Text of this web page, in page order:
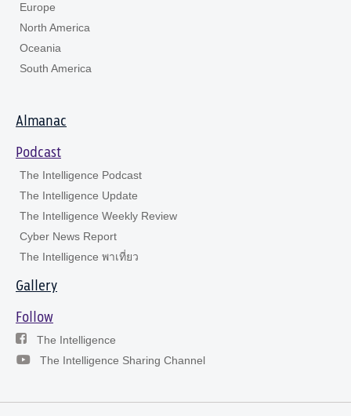
Europe
North America
Oceania
South America
Almanac
Podcast
The Intelligence Podcast
The Intelligence Update
The Intelligence Weekly Review
Cyber News Report
The Intelligence พาเที่ยว
Gallery
Follow
The Intelligence
The Intelligence Sharing Channel